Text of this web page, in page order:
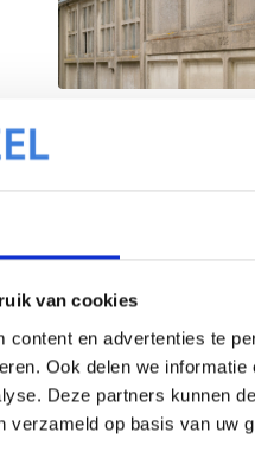
van cookies
content en advertenties te
Ook delen we
Deze partners kunnen
verzameld op basis van uw